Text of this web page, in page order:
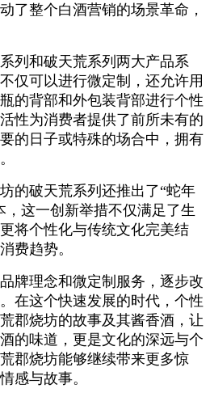
了整个白酒营销的场景革命，
列和破天荒系列两大产品系
仅可以进行微定制，还允许用
的背部和外包装背部进行个性
性为消费者提供了前所未有的
的日子或特殊的场合中，拥有
的破天荒系列还推出了“蛇年
，这一创新举措不仅满足了生
将个性化与传统文化完美结
费趋势。
牌理念和微定制服务，逐步改
在这个快速发展的时代，个性
郡烧坊的故事及其酱香酒，让
的味道，更是文化的深远与个
郡烧坊能够继续带来更多惊
感与故事。